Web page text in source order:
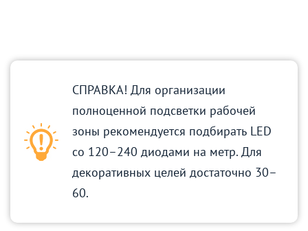
СПРАВКА! Для организации
полноценной подсветки рабочей
зоны рекомендуется подбирать LED
со 120–240 диодами на метр. Для
декоративных целей достаточно 30–
60.